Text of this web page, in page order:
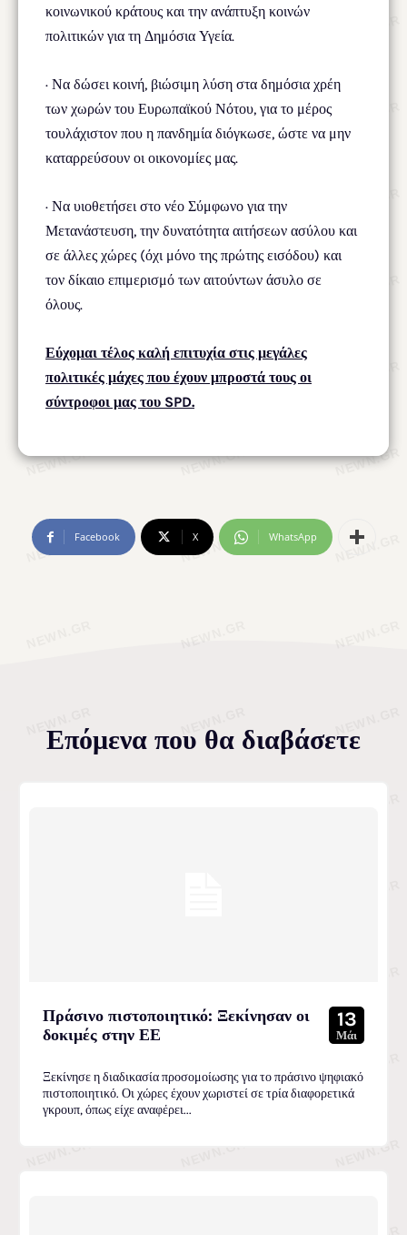
κοινωνικού κράτους και την ανάπτυξη κοινών
πολιτικών για τη Δημόσια Υγεία.
· Να δώσει κοινή, βιώσιμη λύση στα δημόσια χρέη
των χωρών του Ευρωπαϊκού Νότου, για το μέρος
τουλάχιστον που η πανδημία διόγκωσε, ώστε να μην
καταρρεύσουν οι οικονομίες μας.
· Να υιοθετήσει στο νέο Σύμφωνο για την
Μετανάστευση, την δυνατότητα αιτήσεων ασύλου και
σε άλλες χώρες (όχι μόνο της πρώτης εισόδου) και
τον δίκαιο επιμερισμό των αιτούντων άσυλο σε
όλους.
Εύχομαι τέλος καλή επιτυχία στις μεγάλες
πολιτικές μάχες που έχουν μπροστά τους οι
σύντροφοι μας του SPD.
Facebook X WhatsApp
Επόμενα που θα διαβάσετε
Πράσινο πιστοποιητικό: Ξεκίνησαν οι
δοκιμές στην ΕΕ
13
Μάι
Ξεκίνησε η διαδικασία προσομοίωσης για το πράσινο ψηφιακό
πιστοποιητικό. Οι χώρες έχουν χωριστεί σε τρία διαφορετικά
γκρουπ, όπως είχε αναφέρει...